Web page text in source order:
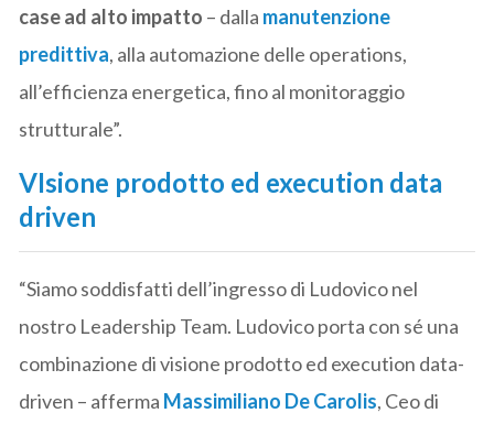
case ad alto impatto – dalla manutenzione
predittiva, alla automazione delle operations,
all’efficienza energetica, fino al monitoraggio
strutturale”.
VIsione prodotto ed execution data
driven
“Siamo soddisfatti dell’ingresso di Ludovico nel
nostro Leadership Team. Ludovico porta con sé una
combinazione di visione prodotto ed execution data-
driven – afferma Massimiliano De Carolis, Ceo di